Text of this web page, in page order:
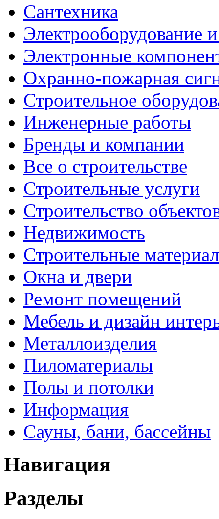
Сантехника
Электрооборудование
Электронные
Охранно-пожарная
Строительное
Инженерные работы
Бренды и компании
Все о строительстве
Строительные услуги
Строительство
Недвижимость
Строительные
Окна и двери
Ремонт помещений
Мебель и дизайн
Металлоизделия
Пиломатериалы
Полы и потолки
Информация
Сауны, бани, бассейны
Навигация
Разделы